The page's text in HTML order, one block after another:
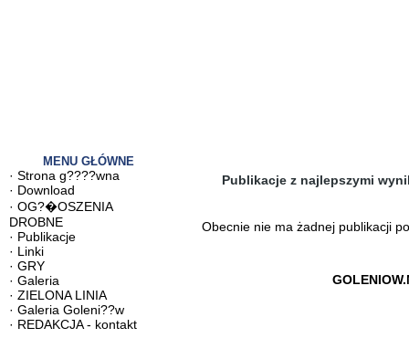
MENU GŁÓWNE
· Strona g????wna
· Download
· OG?�OSZENIA
DROBNE
· Publikacje
· Linki
· GRY
· Galeria
· ZIELONA LINIA
· Galeria Goleni??w
· REDAKCJA - kontakt
Publikacje z najlepszymi
Obecnie nie ma żadnej publikacji